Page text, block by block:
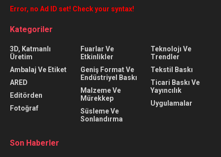
Error, no Ad ID set! Check your syntax!
Kategoriler
3D, Katmanlı
Üretim
Ambalaj Ve Etiket
ARED
Editörden
Fotoğraf
Fuarlar Ve
Etkinlikler
Geniş Format Ve
Endüstriyel Baskı
Malzeme Ve
Mürekkep
Süsleme Ve
Sonlandırma
Teknolojı Ve
Trendler
Tekstil Baskı
Ticari Baskı Ve
Yayıncılık
Uygulamalar
Son Haberler